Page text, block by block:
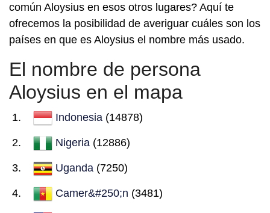
común Aloysius en esos otros lugares? Aquí te
ofrecemos la posibilidad de averiguar cuáles son los
países en que es Aloysius el nombre más usado.
El nombre de persona
Aloysius en el mapa
Indonesia (14878)
Nigeria (12886)
Uganda (7250)
Camer&#250;n (3481)